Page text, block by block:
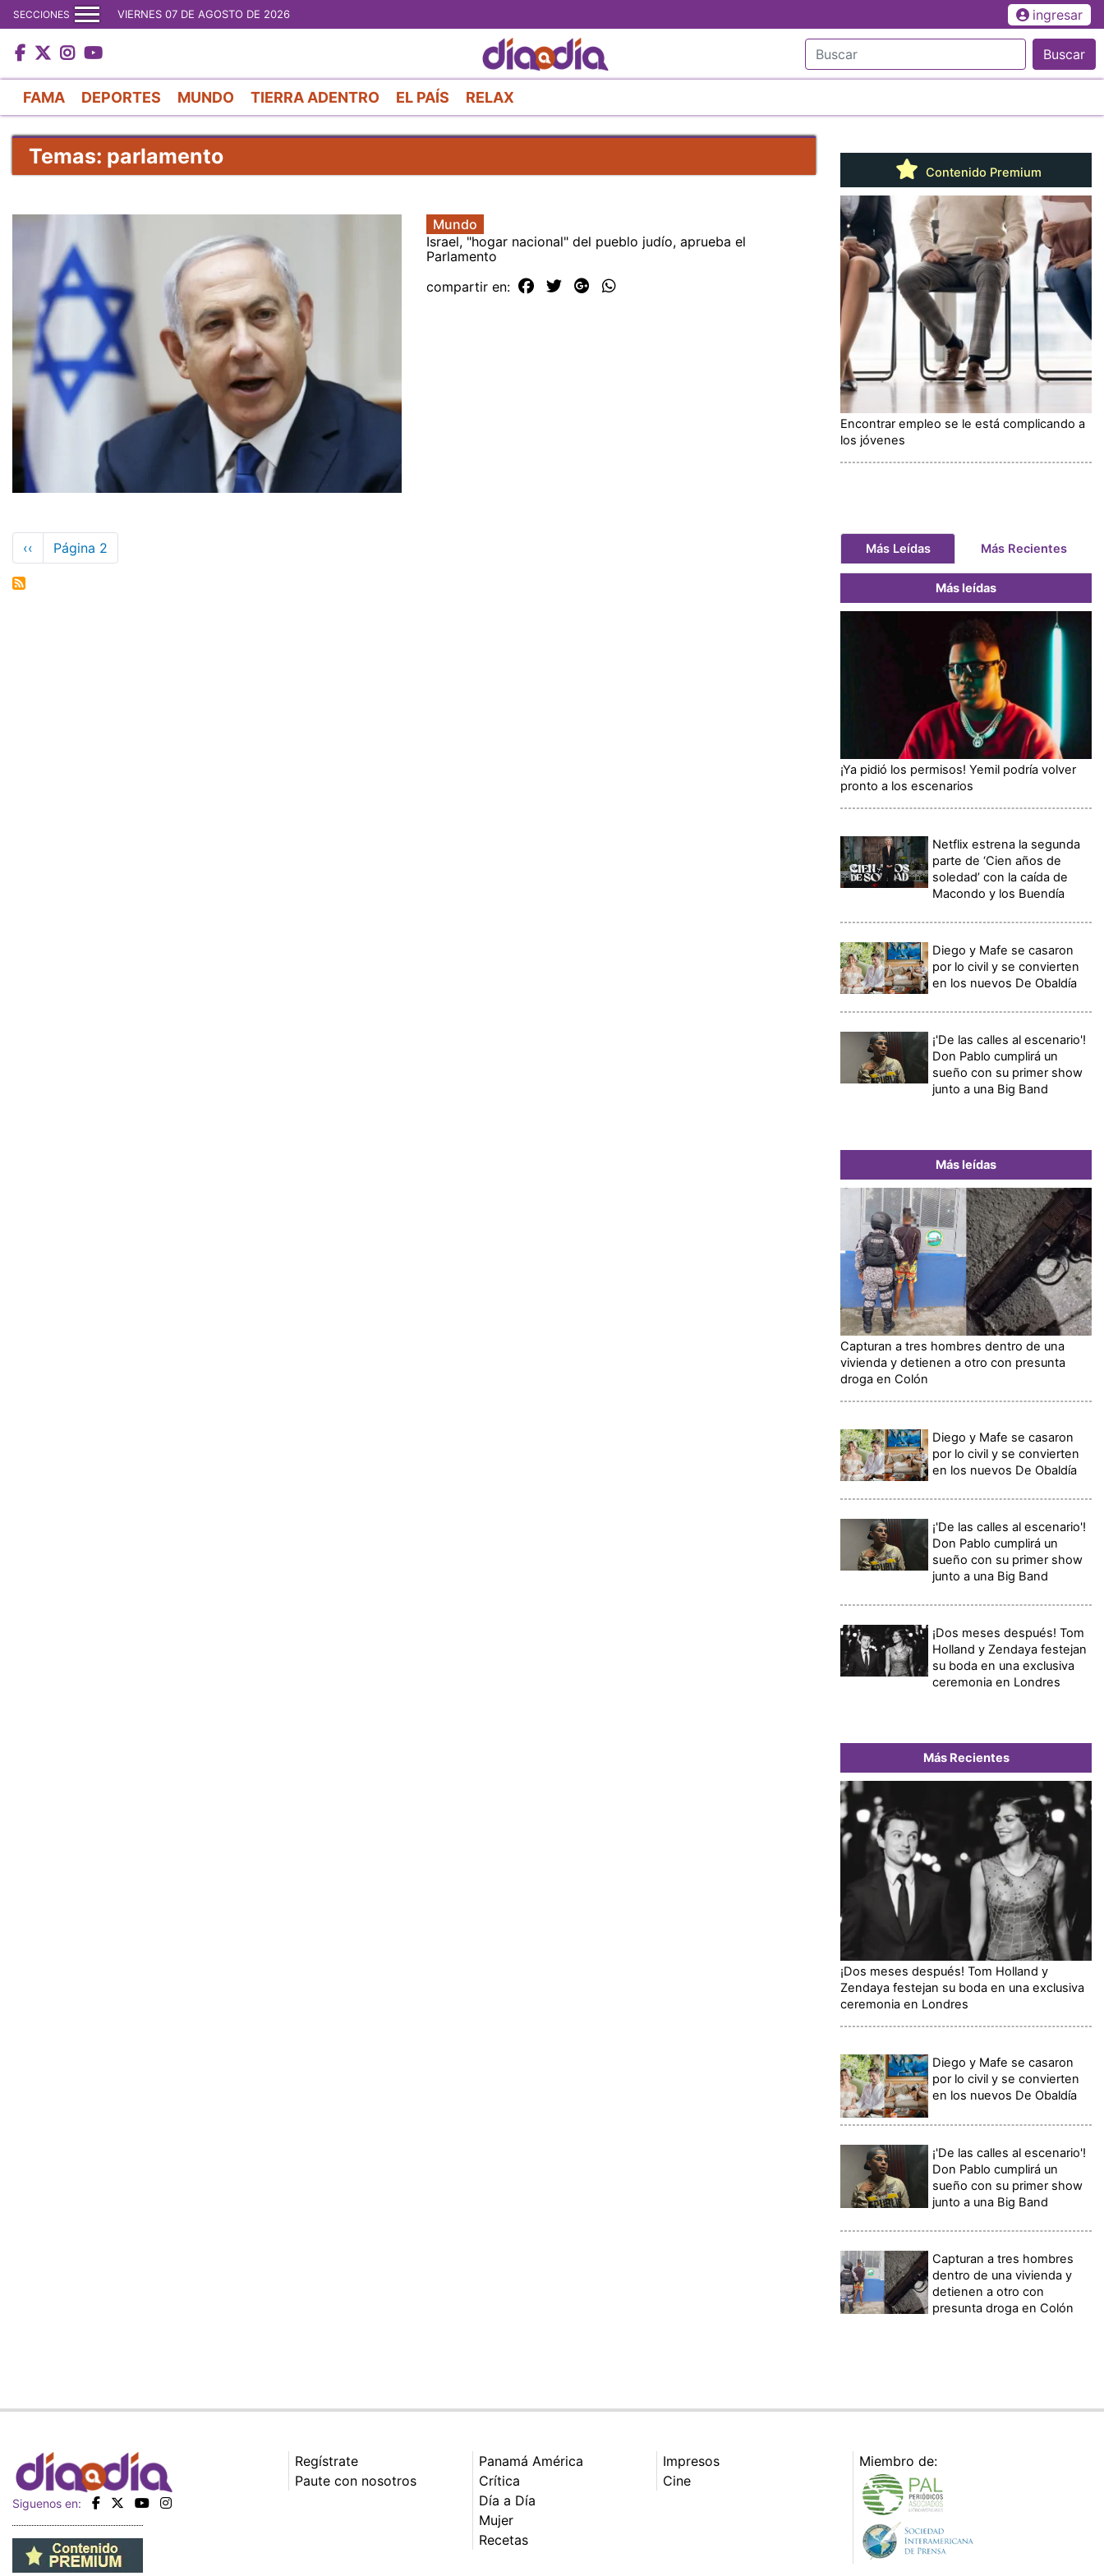
al
contenido
principal
SECCIONES VIERNES 07 DE AGOSTO DE 2026 ingresar
Buscar
FAMA DEPORTES MUNDO TIERRA ADENTRO EL PAÍS RELAX
Temas: parlamento
Mundo
Israel, "hogar nacional" del pueblo judío, aprueba el
Parlamento
compartir en:
Paginación
Página
anterior
‹‹ Página 2
Contenido Premium
Encontrar empleo se le está complicando a
los jóvenes
Más Leídas Más Recientes
Más leídas
¡Ya pidió los permisos! Yemil podría volver
pronto a los escenarios
Netflix estrena la segunda
parte de ‘Cien años de
soledad’ con la caída de
Macondo y los Buendía
Diego y Mafe se casaron
por lo civil y se convierten
en los nuevos De Obaldía
¡'De las calles al escenario'!
Don Pablo cumplirá un
sueño con su primer show
junto a una Big Band
Más leídas
Capturan a tres hombres dentro de una
vivienda y detienen a otro con presunta
droga en Colón
Diego y Mafe se casaron
por lo civil y se convierten
en los nuevos De Obaldía
¡'De las calles al escenario'!
Don Pablo cumplirá un
sueño con su primer show
junto a una Big Band
¡Dos meses después! Tom
Holland y Zendaya festejan
su boda en una exclusiva
ceremonia en Londres
Más Recientes
¡Dos meses después! Tom Holland y
Zendaya festejan su boda en una exclusiva
ceremonia en Londres
Diego y Mafe se casaron
por lo civil y se convierten
en los nuevos De Obaldía
¡'De las calles al escenario'!
Don Pablo cumplirá un
sueño con su primer show
junto a una Big Band
Capturan a tres hombres
dentro de una vivienda y
detienen a otro con
presunta droga en Colón
Siguenos en:
Regístrate
Paute con nosotros
Panamá América
Crítica
Día a Día
Mujer
Recetas
Impresos
Cine
Miembro de: